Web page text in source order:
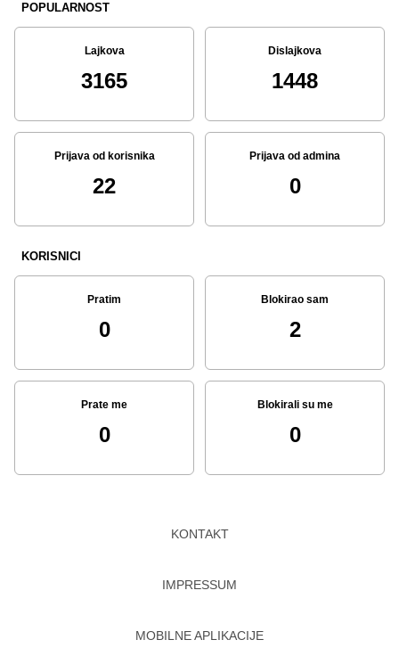
POPULARNOST
Lajkova
3165
Dislajkova
1448
Prijava od korisnika
22
Prijava od admina
0
KORISNICI
Pratim
0
Blokirao sam
2
Prate me
0
Blokirali su me
0
KONTAKT
IMPRESSUM
MOBILNE APLIKACIJE